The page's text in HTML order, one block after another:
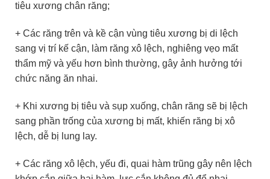
tiêu xương chân răng;
+ Các răng trên và kề cận vùng tiêu xương bị di lệch
sang vị trí kế cận, làm răng xô lệch, nghiêng vẹo mất
thẩm mỹ và yếu hơn bình thường, gây ảnh hưởng tới
chức năng ăn nhai.
+ Khi xương bị tiêu và sụp xuống, chân răng sẽ bị lệch
sang phần trống của xương bị mất, khiến răng bị xô
lệch, dễ bị lung lay.
+ Các răng xô lệch, yếu đi, quai hàm trũng gây nên lệch